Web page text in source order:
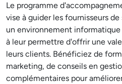
Le programme
vise à guider les fournisseurs
un environnement
à leur permettre d'offrir une
leurs clients. Bénéficiez de
marketing, de conseils en
complémentaires pour